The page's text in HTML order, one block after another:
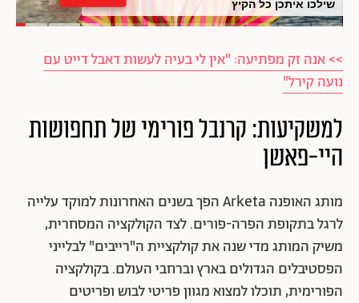
שילכו איתכן כל הקיץ
>> אנה זק מפתיעה: "אין לי בעיה לעשות דאבל דייט עם
נועה קירל"
למשקיעות: קרנבל פורימי של תחפושות
היי-פאשן
מותג האופנה Arketa הפך בשנים האחרונות למוקד עלייה
לרגל בתקופת הפרה-פורים. לצד הקולקציה המסחרית,
משיק המותג מדי שנה את קולקציית ה"רייבים" לבלייני
הפסטיבלים הגדולים בארץ וברחבי העולם. בקולקציה
הפורימית, תוכלו למצוא מגוון פריטי לבוש ופריטים